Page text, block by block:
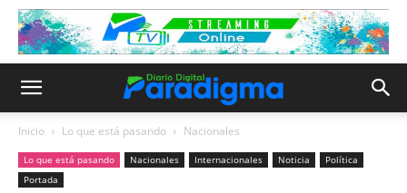
Inicio Lo que está pasando Nacionales
Lo que está pasando Nacionales Internacionales Noticia
Política
Portada